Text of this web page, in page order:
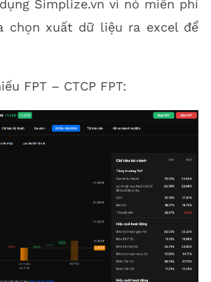
Simplize.vn vì nó miễn phí
chọn xuất dữ liệu ra excel để
FPT – CTCP FPT: